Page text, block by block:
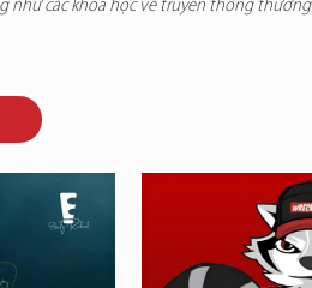
các khóa học về truyền thông thương